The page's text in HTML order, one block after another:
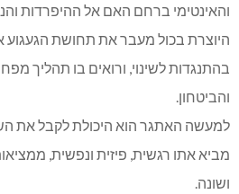
והאינטימי ברחם האם אל ההיפרדות
היוצרת בכול מעבר את תחושת
בהתנגדות לשינוי, ורואים בו תהליך
והביטחון.
למעשה האתגר הוא היכולת לקבל את
מביא אתו רגשית, פיזית ונפשית,
ושונה.